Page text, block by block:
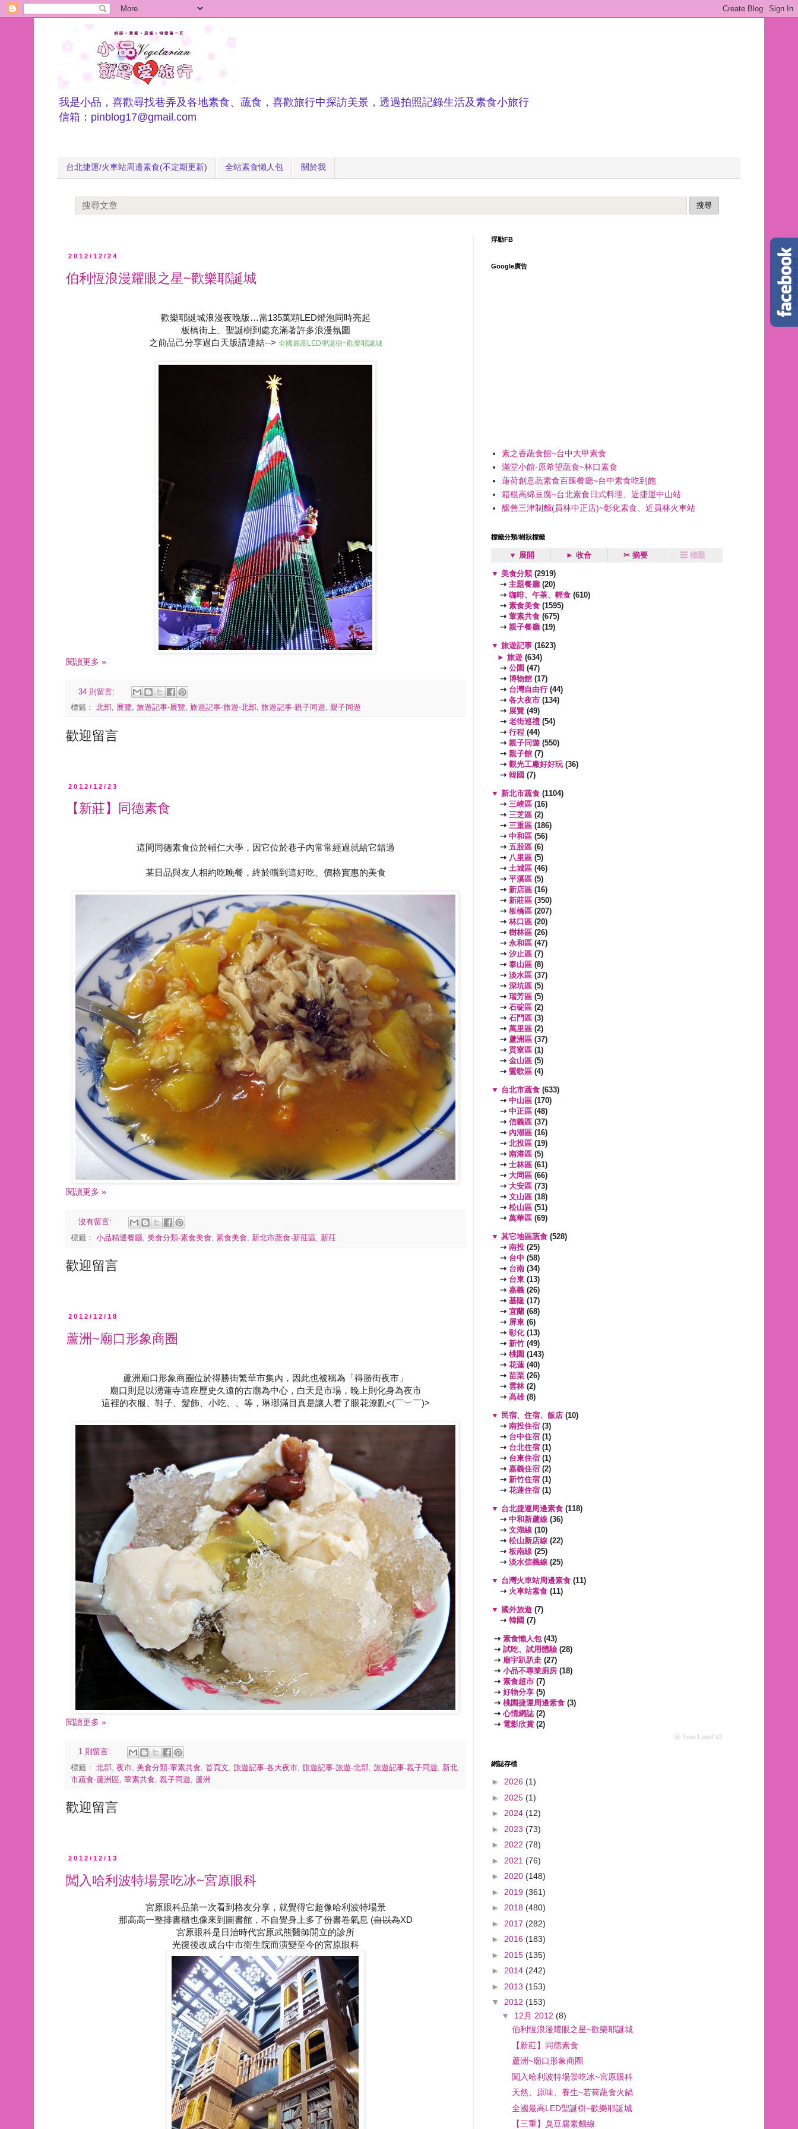
我是小品，喜歡尋找巷弄及各地素食、蔬食，喜歡旅行中探訪美景，透過拍照記錄生活及素食小旅行
信箱：pinblog17@gmail.com
台北捷運/火車站周邊素食(不定期更新) 全站素食懶人包 關於我
2012/12/24
伯利恆浪漫耀眼之星~歡樂耶誕城
歡樂耶誕城浪漫夜晚版…當135萬顆LED燈泡同時亮起
板橋街上、聖誕樹到處充滿著許多浪漫氛圍
之前品己分享過白天版請連結--> 全國最高LED聖誕樹~歡樂耶誕城
閱讀更多 »
34 則留言:
標籤： 北部, 展覽, 旅遊記事-展覽, 旅遊記事-旅遊-北部, 旅遊記事-親子同遊, 親子同遊
歡迎留言
2012/12/23
【新莊】同德素食
這間同德素食位於輔仁大學，因它位於巷子內常常經過就給它錯過
某日品與友人相約吃晚餐，終於嚐到這好吃、價格實惠的美食
閱讀更多 »
沒有留言:
標籤： 小品精選餐廳 美食分類-素食美食 素食美食 新北市蔬食-新莊區 新莊
歡迎留言
2012/12/18
蘆洲~廟口形象商圈
蘆洲廟口形象商圈位於得勝街繁華市集內，因此也被稱為「得勝街夜市」
廟口則是以湧蓮寺這座歷史久遠的古廟為中心，白天是市場，晚上則化身為夜市
這裡的衣服、鞋子、髮飾、小吃、、等，琳瑯滿目真是讓人看了眼花潦亂<(￣︶￣)>
閱讀更多 »
1 則留言:
標籤： 北部, 夜市, 美食分類-葷素共食, 首頁文, 旅遊記事-各大夜市, 旅遊記事-旅遊-北部, 旅遊記事-親子同遊, 新北
市蔬食-蘆洲區, 葷素共食, 親子同遊, 蘆洲
歡迎留言
2012/12/13
闖入哈利波特場景吃冰~宮原眼科
宮原眼科品第一次看到格友分享，就覺得它超像哈利波特場景
那高高一整排書櫃也像來到圖書館，不自覺身上多了份書卷氣息 (自以為XD
宮原眼科是日治時代宮原武熊醫師開立的診所
光復後改成台中市衛生院而演變至今的宮原眼科
浮動FB
Google廣告
素之香蔬食館~台中大甲素食
滿堂小館-原希望蔬食~林口素食
蓮荷創意蔬素食百匯餐廳~台中素食吃到飽
箱根高綿豆腐~台北素食日式料理、近捷運中山站
釀善三津制麵(員林中正店)~彰化素食、近員林火車站
標籤分類/樹狀標籤
▼ 展開 ► 收合 ✂ 摘要 ☰ 標題
▼ 美食分類 (2919)
⇢ 主題餐廳 (20)
⇢ 咖啡、午茶、輕食 (610)
⇢ 素食美食 (1595)
⇢ 葷素共食 (675)
⇢ 親子餐廳 (19)
▼ 旅遊記事 (1623)
► 旅遊 (634)
⇢ 公園 (47)
⇢ 博物館 (17)
⇢ 台灣自由行 (44)
⇢ 各大夜市 (134)
⇢ 展覽 (49)
⇢ 老街巡禮 (54)
⇢ 行程 (44)
⇢ 親子同遊 (550)
⇢ 親子館 (7)
⇢ 觀光工廠好好玩(36)
⇢ 韓國 (7)
▼ 新北市蔬食 (1104)
⇢ 三峽區 (16)
⇢ 三芝區 (2)
⇢ 三重區 (186)
⇢ 中和區 (56)
⇢ 五股區 (6)
⇢ 八里區 (5)
⇢ 土城區 (46)
⇢ 平溪區 (5)
⇢ 新店區 (16)
⇢ 新莊區 (350)
⇢ 板橋區 (207)
⇢ 林口區 (20)
⇢ 樹林區 (26)
⇢ 永和區 (47)
⇢ 汐止區 (7)
⇢ 泰山區 (8)
⇢ 淡水區 (37)
⇢ 深坑區 (5)
⇢ 瑞芳區 (5)
⇢ 石碇區 (2)
⇢ 石門區 (3)
⇢ 萬里區 (2)
⇢ 蘆洲區 (37)
⇢ 貢寮區 (1)
⇢ 金山區 (5)
⇢ 鶯歌區 (4)
▼ 台北市蔬食 (633)
⇢ 中山區 (170)
⇢ 中正區 (48)
⇢ 信義區 (37)
⇢ 內湖區 (16)
⇢ 北投區 (19)
⇢ 南港區 (5)
⇢ 士林區 (61)
⇢ 大同區 (66)
⇢ 大安區 (73)
⇢ 文山區 (18)
⇢ 松山區 (51)
⇢ 萬華區 (69)
▼ 其它地區蔬食 (528)
⇢ 南投 (25)
⇢ 台中 (58)
⇢ 台南 (34)
⇢ 台東 (13)
⇢ 嘉義 (26)
⇢ 基隆 (17)
⇢ 宜蘭 (68)
⇢ 屏東 (6)
⇢ 彰化(13)
⇢ 新竹 (49)
⇢ 桃園 (143)
⇢ 花蓮 (40)
⇢ 苗栗 (26)
⇢ 雲林(2)
⇢ 高雄(8)
▼ 民宿、住宿、飯店 (10)
⇢ 南投住宿 (3)
⇢ 台中住宿 (1)
⇢ 台北住宿 (1)
⇢ 台東住宿 (1)
⇢ 嘉義住宿 (2)
⇢ 新竹住宿 (1)
⇢ 花蓮住宿 (1)
▼ 台北捷運周邊素食 (118)
⇢ 中和新蘆線 (36)
⇢ 文湖線 (10)
⇢ 松山新店線 (22)
⇢ 板南線 (25)
⇢ 淡水信義線 (25)
▼ 台灣火車站周邊素食 (11)
⇢ 火車站素食 (11)
▼ 國外旅遊 (7)
⇢ 韓國 (7)
⇢ 素食懶人包(43)
⇢ 試吃、試用體驗(28)
⇢ 廟宇趴趴走 (27)
⇢ 小品不專業廚房 (18)
⇢ 素食超市 (7)
⇢ 好物分享 (5)
⇢ 桃園捷運周邊素食 (3)
⇢心情網誌 (2)
⇢ 電影欣賞 (2)
ⓦ Tree Label V2
網誌存檔
► 2026 (1)
► 2025 (1)
► 2024 (12)
► 2023 (73)
► 2022 (78)
► 2021 (76)
► 2020 (148)
► 2019 (361)
► 2018 (480)
► 2017 (282)
► 2016 (183)
► 2015 (135)
► 2014 (242)
► 2013 (153)
▼ 2012 (153)
▼ 12月 2012 (8)
伯利恆浪漫耀眼之星~歡樂耶誕城
【新莊】同德素食
蘆洲~廟口形象商圈
闖入哈利波特場景吃冰~宮原眼科
天然、原味、養生~若荷蔬食火鍋
全國最高LED聖誕樹~歡樂耶誕城
【三重】臭豆腐素麵線